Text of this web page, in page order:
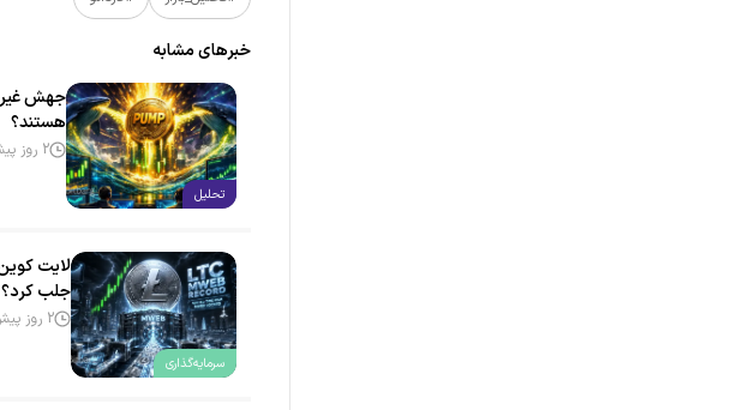
خبر‌های مشابه
تحلیل
هستند؟
2 روز پیش
سرمایه‌گذاری
جلب کرد؟
2 روز پیش